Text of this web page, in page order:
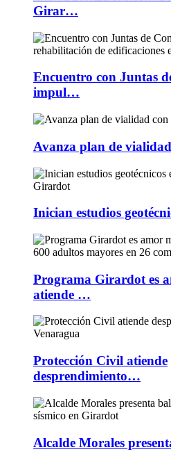
Girar…
Encuentro con Juntas
impul…
Avanza plan de
Inician estudios
Programa Girardot es
atiende …
Protección Civil atiende
desprendimiento…
Alcalde Morales